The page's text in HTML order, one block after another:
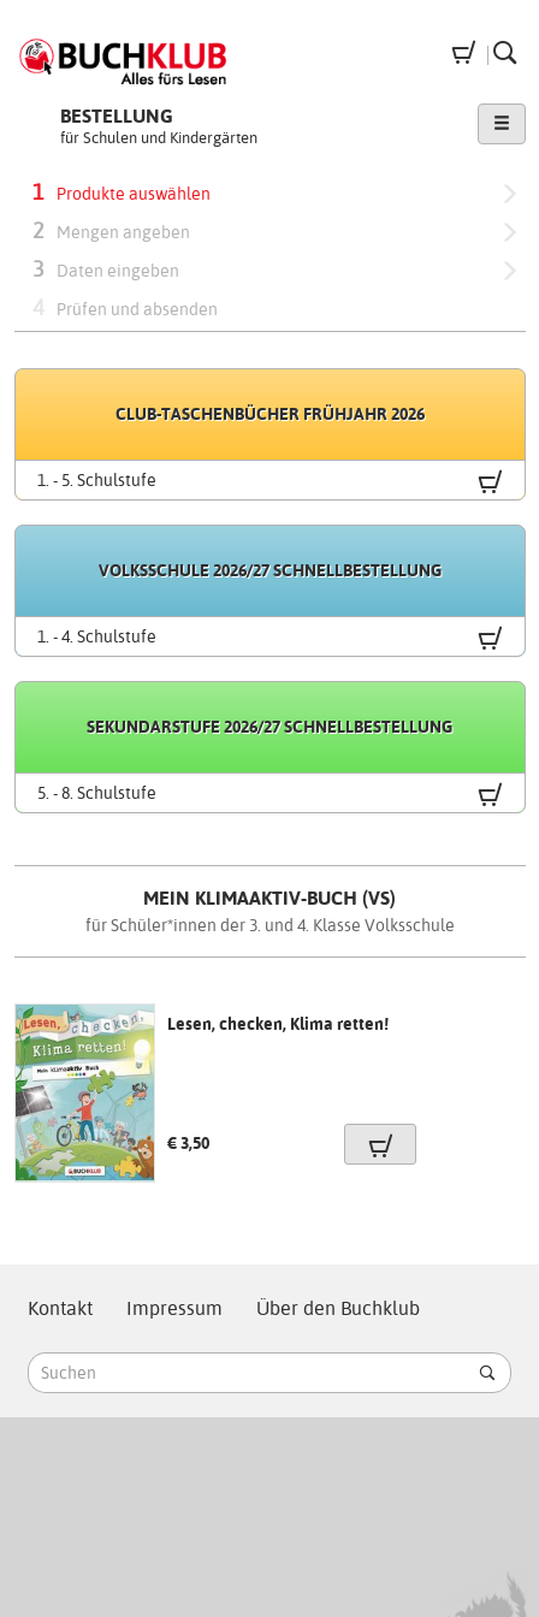
Inhalt
springen
BESTELLUNG
für Schulen und Kindergärten
1 Produkte auswählen
2 Mengen angeben
3 Daten eingeben
4 Prüfen und absenden
KLIMAAKTIV-
Produktgruppen
CLUB-TASCHENBÜCHER FRÜHJAHR 2026
1. - 5. Schulstufe.
VOLKSSCHULE 2026/27 SCHNELLBESTELLUNG
1. - 4. Schulstufe.
SEKUNDARSTUFE 2026/27 SCHNELLBESTELLUNG
5. - 8. Schulstufe.
auswählen
MEIN KLIMAAKTIV-BUCH (VS)
für Schüler*innen der 3. und 4. Klasse Volksschule
Lesen, checken, Klima retten!
Preis:
€ 3,50
Kontakt Impressum Über den Buchklub